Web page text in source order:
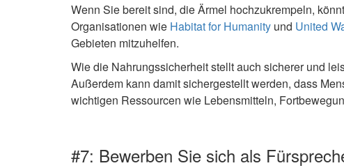
Wenn Sie bereit sind, die Ärmel hochzukrempeln,
Organisationen wie Habitat for Humanity und United
Gebieten mitzuhelfen.
Wie die Nahrungssicherheit stellt auch sicherer und
Außerdem kann damit sichergestellt werden, dass
wichtigen Ressourcen wie Lebensmitteln,
#7: Bewerben Sie sich als